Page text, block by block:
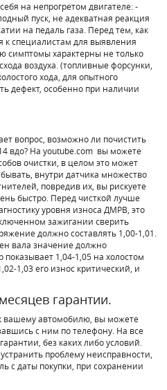
на непрогретом двигателе: -
пуск, не адекватная реакция
на педаль газа. Перед тем, как
к специалистам для выявления
симптомы характерны не только
воздуха. (топливные форсунки,
хода, для опытного
дефект, особенно при наличии
вопрос, возможно ли почистить
вдо? На youtube.com вы можете
очистки, в целом это может
внутри датчика множество
повредив их, вы рискуете
быстро. Перед чисткой лучше
уровня износа ДМРВ, это
зажигании сверить
должно составлять 1,00-1,01.
вала значение должно
1,04-1,05 на холостом
1,03 его износ критический, и
гарантии.
автомобилю, вы можете
с ним по телефону. На все
без каких либо условий.
проблему неисправности,
с даты покупки, при сохранении